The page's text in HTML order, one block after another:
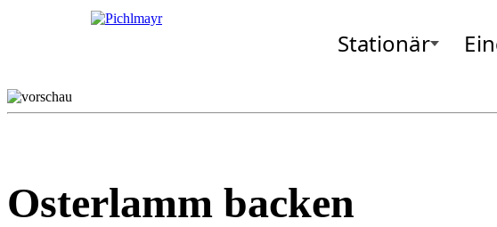
Allgemeines
Komfort-Zimmer
Stationär
· Senioren-Zentrum Gottfrieding
Osterlamm backen